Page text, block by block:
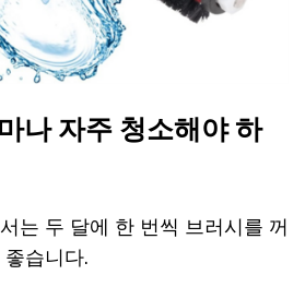
나 자주 청소해야 하
는 두 달에 한 번씩 브러시를 꺼
습니다.